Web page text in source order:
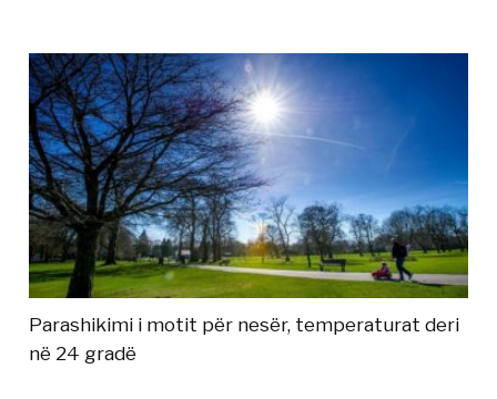
Parashikimi i motit për nesër, temperaturat deri
në 24 gradë